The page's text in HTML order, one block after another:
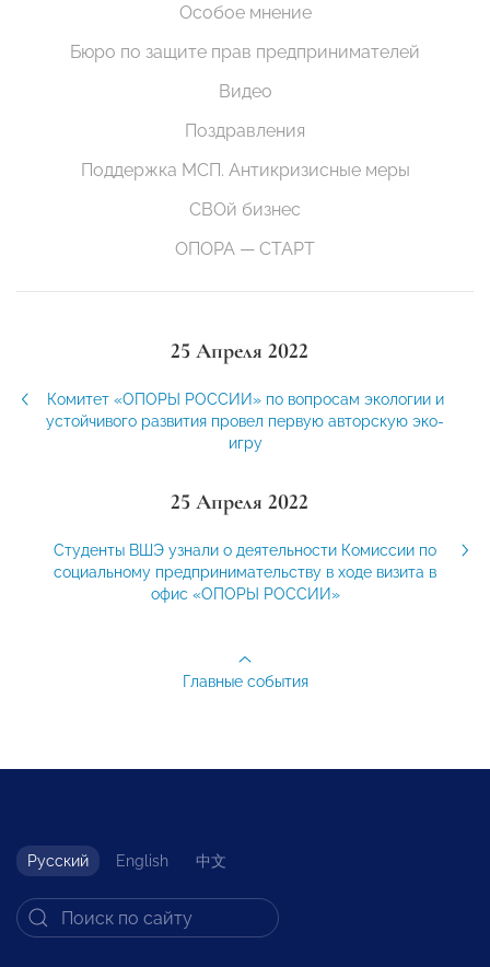
Особое мнение
Бюро по защите прав предпринимателей
Видео
Поздравления
Поддержка МСП. Антикризисные меры
СВОй бизнес
ОПОРА — СТАРТ
25 Апреля 2022
Комитет «ОПОРЫ РОССИИ» по вопросам экологии и
устойчивого развития провел первую авторскую эко-
игру
25 Апреля 2022
Студенты ВШЭ узнали о деятельности Комиссии по
социальному предпринимательству в ходе визита в
офис «ОПОРЫ РОССИИ»
Главные события
Русский English 中文